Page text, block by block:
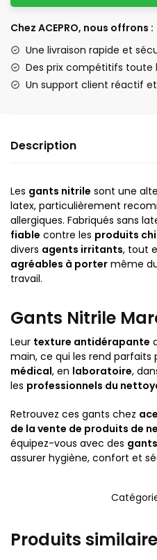
Chez ACEPRO, nous offrons :
Une livraison rapide et
Des prix compétitifs toute
Un support client réactif
Description
Les gants nitrile sont une
latex, particulièrement
allergiques. Fabriqués sans
fiable contre les produits
divers agents irritants, tout
agréables à porter même
travail.
Gants Nitrile
Leur texture antidérapante
main, ce qui les rend parfaits
médical, en laboratoire,
les professionnels du
Retrouvez ces gants chez
de la vente de produits de
équipez-vous avec des
assurer hygiène, confort et
Produits